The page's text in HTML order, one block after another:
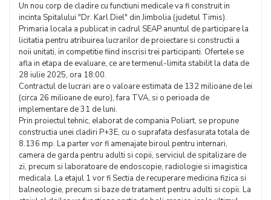
Un nou corp de cladire cu functiuni medicale va fi construit in
incinta Spitalului "Dr. Karl Diel" din Jimbolia (judetul Timis).
Primaria locala a publicat in cadrul SEAP anuntul de participare la
licitatia pentru atribuirea lucrarilor de proiectare si constructii a
noii unitati, in competitie fiind inscrisi trei participanti. Ofertele se
afla in etapa de evaluare, ce are termenul-limita stabilit la data de
28 iulie 2025, ora 18:00.
Contractul de lucrari are o valoare estimata de 132 milioane de lei
(circa 26 milioane de euro), fara TVA, si o perioada de
implementare de 31 de luni.
Prin proiectul tehnic, elaborat de compania Poliart, se propune
constructia unei cladiri P+3E, cu o suprafata desfasurata totala de
8.136 mp. La parter vor fi amenajate biroul pentru internari,
camera de garda pentru adulti si copii, serviciul de spitalizare de
zi, precum si laboratoare de endoscopie, radiologie si imagistica
medicala. La etajul 1 vor fi Sectia de recuperare medicina fizica si
balneologie, precum si baze de tratament pentru adulti si copii. La